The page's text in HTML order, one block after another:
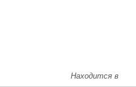
Находится в